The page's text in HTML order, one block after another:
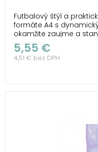
Futbalový štýl a
formáte A4 s
okamžite zaujme a
každého športového
zošity, papiere aj
potrebujete mať vždy
5,55 €
4,51 € bez DPH